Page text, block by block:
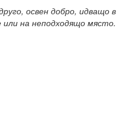
освен добро, идващо в
на неподходящо място.